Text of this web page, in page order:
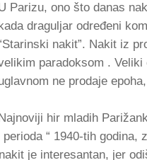
Parizu, ono što danas
draguljar određeni
nakit”. Nakit iz
paradoksom .
ne prodaje
hir mladih
“ 1940-tih godina,
je interesantan, jer